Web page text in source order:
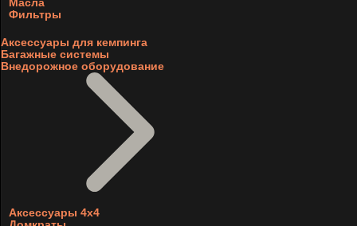
Фильтры
Аксессуары для кемпинга
Багажные системы
Внедорожное оборудование
Аксессуары 4х4